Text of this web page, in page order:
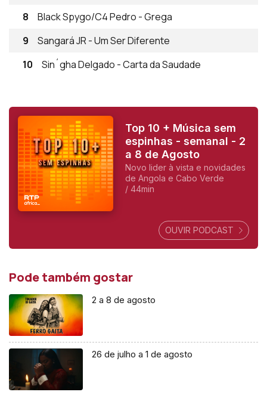
8
Black Spygo/C4 Pedro - Grega
9
Sangará JR - Um Ser Diferente
10
Sin´gha Delgado - Carta da Saudade
Top 10 + Música sem
espinhas - semanal - 2
a 8 de Agosto
Novo lider à vista e novidades
de Angola e Cabo Verde
/ 44min
OUVIR PODCAST
Pode também gostar
2 a 8 de agosto
26 de julho a 1 de agosto